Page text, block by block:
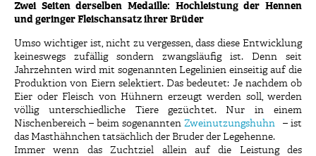
Zwei Seiten derselben Medaille: Hochleistung der Hennen
und geringer Fleischansatz ihrer Brüder
Umso wichtiger ist, nicht zu vergessen, dass diese Entwicklung
keineswegs zufällig sondern zwangsläufig ist. Denn seit
Jahrzehnten wird mit sogenannten Legelinien einseitig auf die
Produktion von Eiern selektiert. Das bedeutet: Je nachdem ob
Eier oder Fleisch von Hühnern erzeugt werden soll, werden
völlig unterschiedliche Tiere gezüchtet. Nur in einem
Nischenbereich – beim sogenannten Zweinutzungshuhn – ist
das Masthähnchen tatsächlich der Bruder der Legehenne.
Immer wenn das Zuchtziel allein auf die Leistung des